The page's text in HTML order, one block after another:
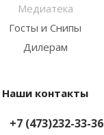
Медиатека
Госты и Снипы
Дилерам
Наши контакты
+7 (473)232-33-36